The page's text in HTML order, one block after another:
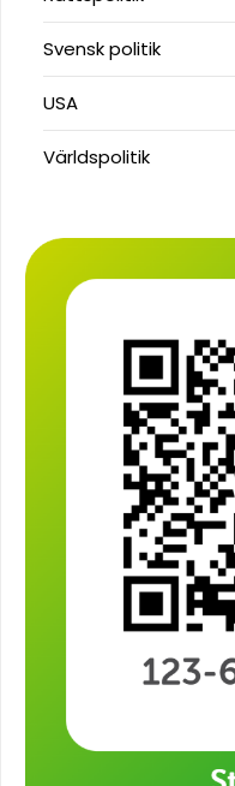
Svensk politik
USA
Världspolitik